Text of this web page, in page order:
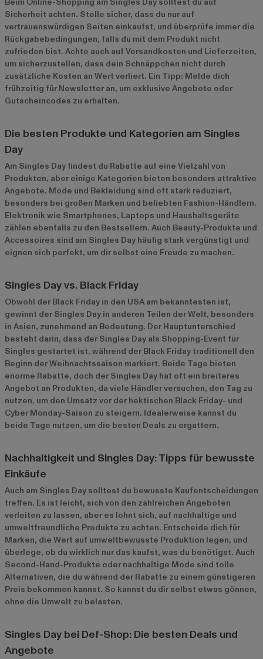
Sicherheit achten. Stelle sicher, dass du nur auf
vertrauenswürdigen Seiten einkaufst, und überprüfe immer die
Rückgabebedingungen, falls du mit dem Produkt nicht
zufrieden bist. Achte auch auf Versandkosten und Lieferzeiten,
um sicherzustellen, dass dein Schnäppchen nicht durch
zusätzliche Kosten an Wert verliert. Ein Tipp: Melde dich
frühzeitig für Newsletter an, um exklusive Angebote oder
Gutscheincodes zu erhalten.
Die besten Produkte und Kategorien am Singles
Day
Am Singles Day findest du Rabatte auf eine Vielzahl von
Produkten, aber einige Kategorien bieten besonders attraktive
Angebote. Mode und Bekleidung sind oft stark reduziert,
besonders bei großen Marken und beliebten Fashion-Händlern.
Elektronik wie Smartphones, Laptops und Haushaltsgeräte
zählen ebenfalls zu den Bestsellern. Auch Beauty-Produkte und
Accessoires sind am Singles Day häufig stark vergünstigt und
eignen sich perfekt, um dir selbst eine Freude zu machen.
Singles Day vs. Black Friday
Obwohl der Black Friday in den USA am bekanntesten ist,
gewinnt der Singles Day in anderen Teilen der Welt, besonders
in Asien, zunehmend an Bedeutung. Der Hauptunterschied
besteht darin, dass der Singles Day als Shopping-Event für
Singles gestartet ist, während der Black Friday traditionell den
Beginn der Weihnachtssaison markiert. Beide Tage bieten
enorme Rabatte, doch der Singles Day hat oft ein breiteres
Angebot an Produkten, da viele Händler versuchen, den Tag zu
nutzen, um den Umsatz vor der hektischen Black Friday- und
Cyber Monday-Saison zu steigern. Idealerweise kannst du
beide Tage nutzen, um die besten Deals zu ergattern.
Nachhaltigkeit und Singles Day: Tipps für bewusste
Einkäufe
Auch am Singles Day solltest du bewusste Kaufentscheidungen
treffen. Es ist leicht, sich von den zahlreichen Angeboten
verleiten zu lassen, aber es lohnt sich, auf nachhaltige und
umweltfreundliche Produkte zu achten. Entscheide dich für
Marken, die Wert auf umweltbewusste Produktion legen, und
überlege, ob du wirklich nur das kaufst, was du benötigst. Auch
Second-Hand-Produkte oder nachhaltige Mode sind tolle
Alternativen, die du während der Rabatte zu einem günstigeren
Preis bekommen kannst. So kannst du dir selbst etwas gönnen,
ohne die Umwelt zu belasten.
Singles Day bei Def-Shop: Die besten Deals und
Angebote